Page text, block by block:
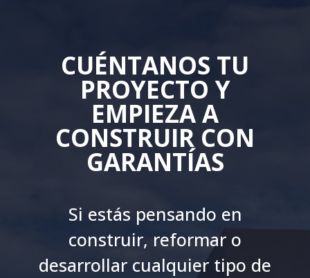
CUÉNTANOS TU
PROYECTO Y
EMPIEZA A
CONSTRUIR CON
GARANTÍAS
Si estás pensando en
construir, reformar o
desarrollar cualquier tipo de